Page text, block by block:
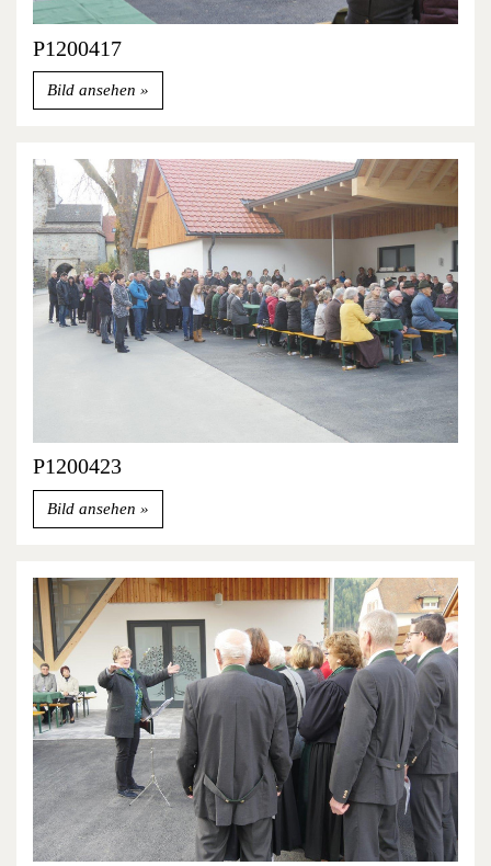
P1200417
Bild ansehen
P1200423
Bild ansehen